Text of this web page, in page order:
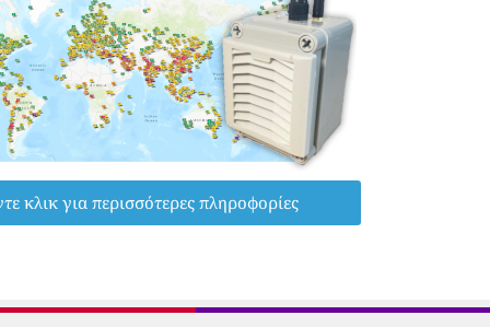
κλικ για περισσότερες πληροφορίες